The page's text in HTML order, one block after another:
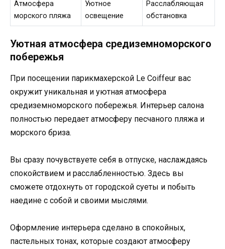
Атмосфера
морского пляжа
Уютное
освещение
Расслабляющая
обстановка
Уютная атмосфера средиземноморского
побережья
При посещении парикмахерской Le Coiffeur вас
окружит уникальная и уютная атмосфера
средиземноморского побережья. Интерьер салона
полностью передает атмосферу песчаного пляжа и
морского бриза.
Вы сразу почувствуете себя в отпуске, наслаждаясь
спокойствием и расслабленностью. Здесь вы
сможете отдохнуть от городской суеты и побыть
наедине с собой и своими мыслями.
Оформление интерьера сделано в спокойных,
пастельных тонах, которые создают атмосферу